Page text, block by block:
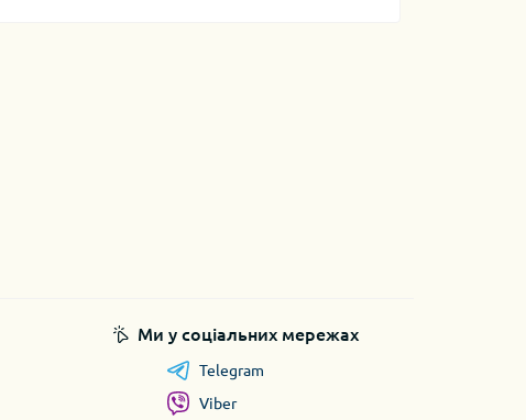
Ми у соціальних мережах
Telegram
Viber